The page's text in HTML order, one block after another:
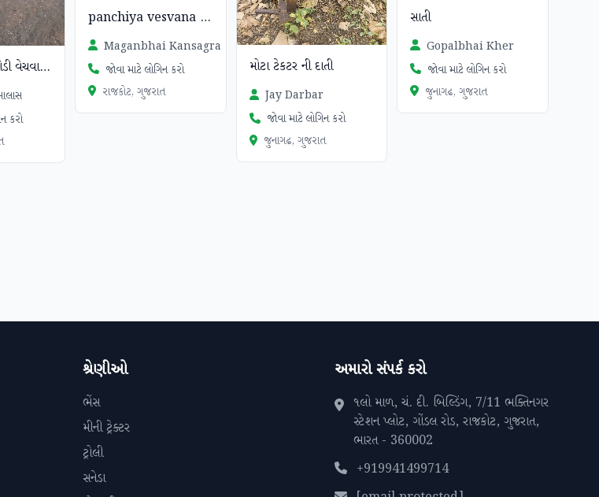
મોટર કાઢવાની ઘોડી વેચવાની છે
કરો
panchiya vesvana se4
Maganbhai Kansagra
જોવા માટે લોગિન કરો
રાજકોટ, ગુજરાત
મોટા ટેકટર ની દાતી
Jay Darbar
જોવા માટે લોગિન કરો
જુનાગઢ, ગુજરાત
સાતી
Gopalbhai Kher
જોવા માટે લોગિન કરો
જુનાગઢ, ગુજરાત
શ્રેણીઓ
ભેંસ
મીની ટ્રેક્ટર
ટ્રોલી
સનેડા
અમારો સંપર્ક કરો
૧લો માળ, ચં. દી. બિલ્ડિંગ, 7/11 ભક્તિનગર
સ્ટેશન પ્લોટ, ગોંડલ રોડ, રાજકોટ, ગુજરાત,
ભારત - 360002
+919941499714